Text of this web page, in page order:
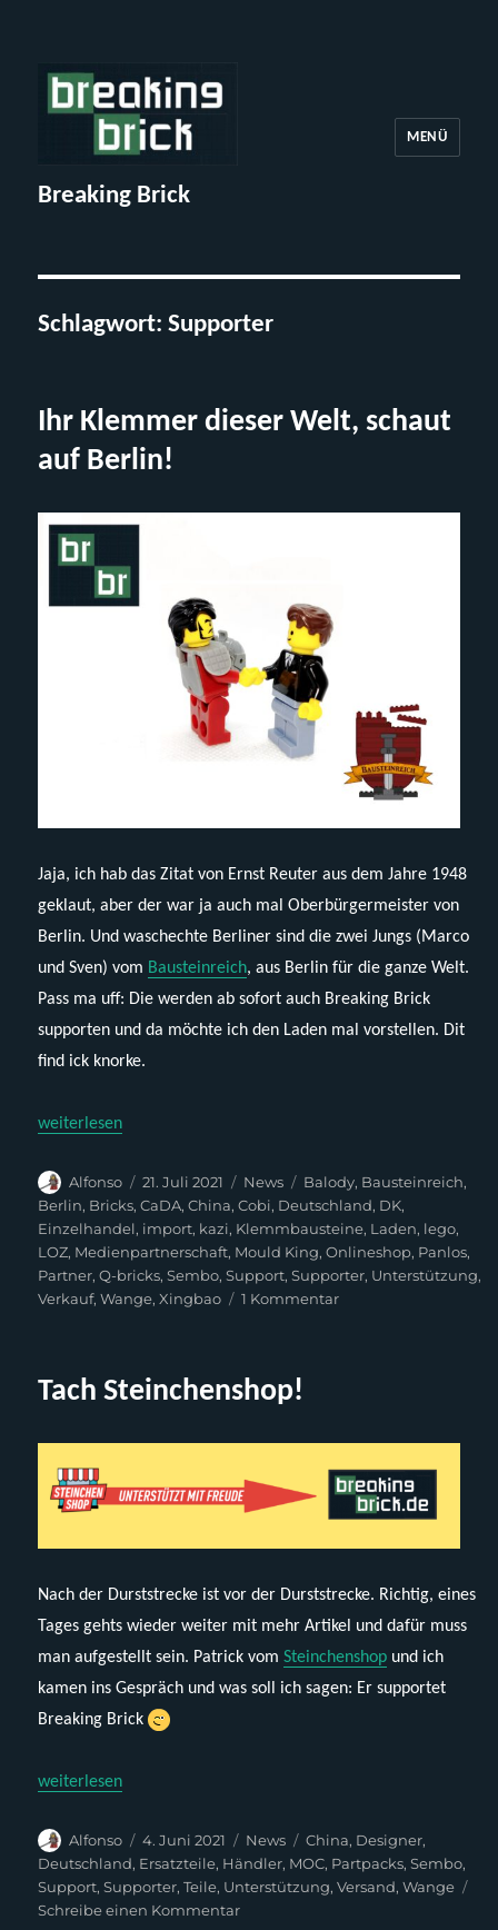
Breaking Brick
MENÜ
Schlagwort:Supporter
Ihr Klemmer dieser Welt, schaut
auf Berlin!
Jaja, ich hab das Zitat von Ernst Reuter aus dem Jahre 1948
geklaut, aber der war ja auch mal Oberbürgermeister von
Berlin. Und waschechte Berliner sind die zwei Jungs (Marco
und Sven) vom Bausteinreich, aus Berlin für die ganze Welt.
Pass ma uff: Die werden ab sofort auch Breaking Brick
supporten und da möchte ich den Laden mal vorstellen. Dit
find ick knorke.
„Ihr Klemmer dieser Welt, schaut auf Berlin!“
weiterlesen
Autor
Alfonso
Veröffentlicht
am
21. Juli 2021 Kategorien
News Schlagwörter
Balody, Bausteinreich,
Berlin, Bricks,CaDA,China,Cobi, Deutschland, DK,
Einzelhandel, import, kazi, Klemmbausteine, Laden, lego,
LOZ, Medienpartnerschaft, Mould King,Onlineshop, Panlos,
Partner,Q-bricks,Sembo,Support,Supporter, Unterstützung,
Verkauf,Wange,Xingbao 1 Kommentarzu
Tach Steinchenshop!
Nach der Durststrecke ist vor der Durststrecke. Richtig, eines
Tages gehts wieder weiter mit mehr Artikel und dafür muss
man aufgestellt sein. Patrick vomSteinchenshop und ich
kamen ins Gespräch und was soll ich sagen: Er supportet
Breaking Brick
„Tach Steinchenshop!“
weiterlesen
Autor
Alfonso
Veröffentlicht
am
4. Juni 2021 Kategorien
News Schlagwörter
China, Designer,
Deutschland, Ersatzteile, Händler, MOC, Partpacks,Sembo,
Support,Supporter,Teile, Unterstützung,Versand,Wange
Schreibe einen Kommentarzu